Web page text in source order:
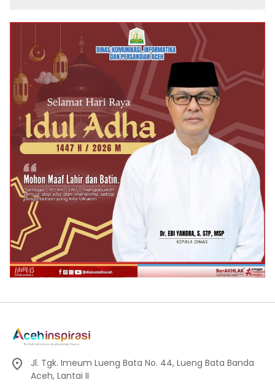
Jl. Tgk. Imeum Lueng Bata No. 44, Lueng Bata Banda
Aceh, Lantai II